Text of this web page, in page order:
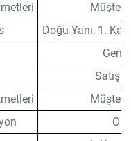
Müşteri
Doğu Yanı, 1.
Satış
Müşteri